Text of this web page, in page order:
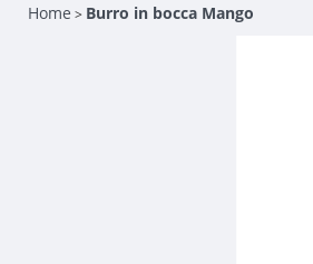
Home > Burro in bocca Mango